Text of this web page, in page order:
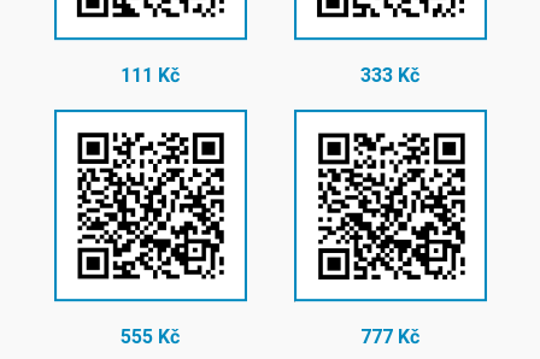
111 Kč 333 Kč
555 Kč 777 Kč